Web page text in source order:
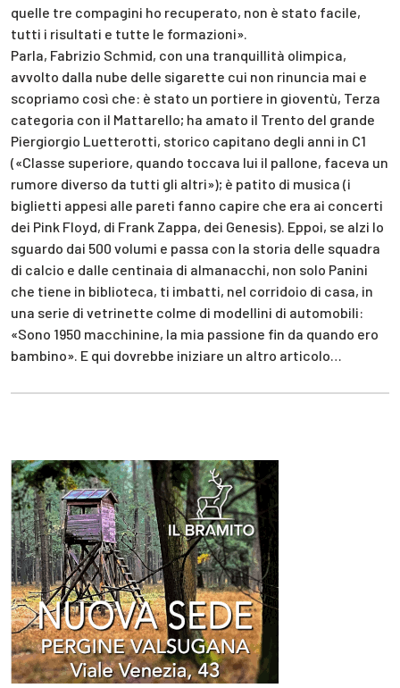
quelle tre compagini ho recuperato, non è stato facile,
tutti i risultati e tutte le formazioni».
Parla, Fabrizio Schmid, con una tranquillità olimpica,
avvolto dalla nube delle sigarette cui non rinuncia mai e
scopriamo così che: è stato un portiere in gioventù, Terza
categoria con il Mattarello; ha amato il Trento del grande
Piergiorgio Luetterotti, storico capitano degli anni in C1
(«Classe superiore, quando toccava lui il pallone, faceva un
rumore diverso da tutti gli altri»); è patito di musica (i
biglietti appesi alle pareti fanno capire che era ai concerti
dei Pink Floyd, di Frank Zappa, dei Genesis). Eppoi, se alzi lo
sguardo dai 500 volumi e passa con la storia delle squadra
di calcio e dalle centinaia di almanacchi, non solo Panini
che tiene in biblioteca, ti imbatti, nel corridoio di casa, in
una serie di vetrinette colme di modellini di automobili:
«Sono 1950 macchinine, la mia passione fin da quando ero
bambino». E qui dovrebbe iniziare un altro articolo…